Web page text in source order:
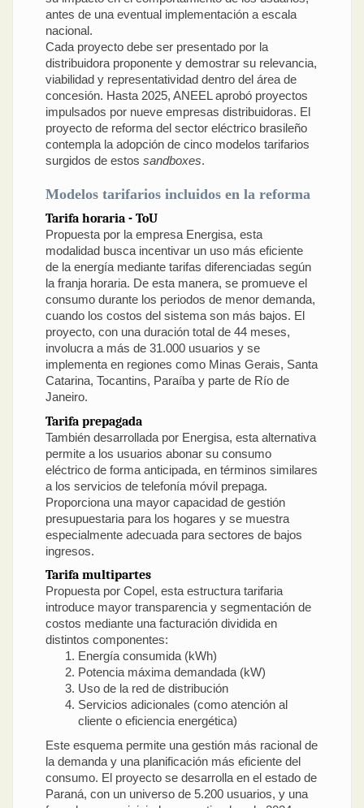
antes de una eventual implementación a escala
nacional.
Cada proyecto debe ser presentado por la
distribuidora proponente y demostrar su relevancia,
viabilidad y representatividad dentro del área de
concesión. Hasta 2025, ANEEL aprobó proyectos
impulsados por nueve empresas distribuidoras. El
proyecto de reforma del sector eléctrico brasileño
contempla la adopción de cinco modelos tarifarios
surgidos de estos sandboxes.
Modelos tarifarios incluidos en la reforma
Tarifa horaria - ToU
Propuesta por la empresa Energisa, esta
modalidad busca incentivar un uso más eficiente
de la energía mediante tarifas diferenciadas según
la franja horaria. De esta manera, se promueve el
consumo durante los periodos de menor demanda,
cuando los costos del sistema son más bajos. El
proyecto, con una duración total de 44 meses,
involucra a más de 31.000 usuarios y se
implementa en regiones como Minas Gerais, Santa
Catarina, Tocantins, Paraíba y parte de Río de
Janeiro.
Tarifa prepagada
También desarrollada por Energisa, esta alternativa
permite a los usuarios abonar su consumo
eléctrico de forma anticipada, en términos similares
a los servicios de telefonía móvil prepaga.
Proporciona una mayor capacidad de gestión
presupuestaria para los hogares y se muestra
especialmente adecuada para sectores de bajos
ingresos.
Tarifa multipartes
Propuesta por Copel, esta estructura tarifaria
introduce mayor transparencia y segmentación de
costos mediante una facturación dividida en
distintos componentes:
Energía consumida (kWh)
Potencia máxima demandada (kW)
Uso de la red de distribución
Servicios adicionales (como atención al
cliente o eficiencia energética)
Este esquema permite una gestión más racional de
la demanda y una planificación más eficiente del
consumo. El proyecto se desarrolla en el estado de
Paraná, con un universo de 5.200 usuarios, y una